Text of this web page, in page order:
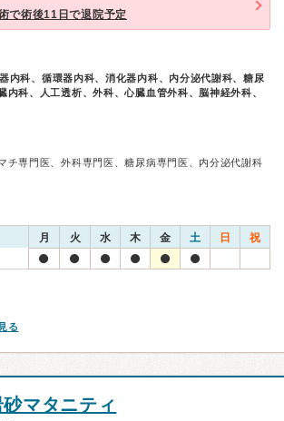
で術後11日で退院予定
内科、循環器内科、消化器内科、内分泌代謝科、糖尿
内科、人工透析、外科、心臓血管外科、脳神経外科、
チ専門医、外科専門医、糖尿病専門医、内分泌代謝科
月 火 水 木 金 土 日 祝
る
マタニティ